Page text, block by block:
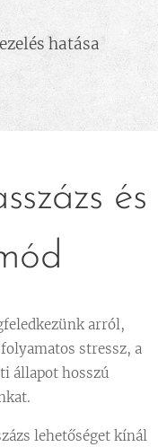
hatása
és
arról,
stressz, a
állapot hosszú
lehetőséget kínál